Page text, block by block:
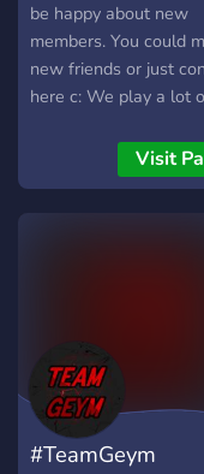
be happy about new
members. You could
new friends or just
here c: We play a lot
about different topics.
why don't you just
Visit
#TeamGeym